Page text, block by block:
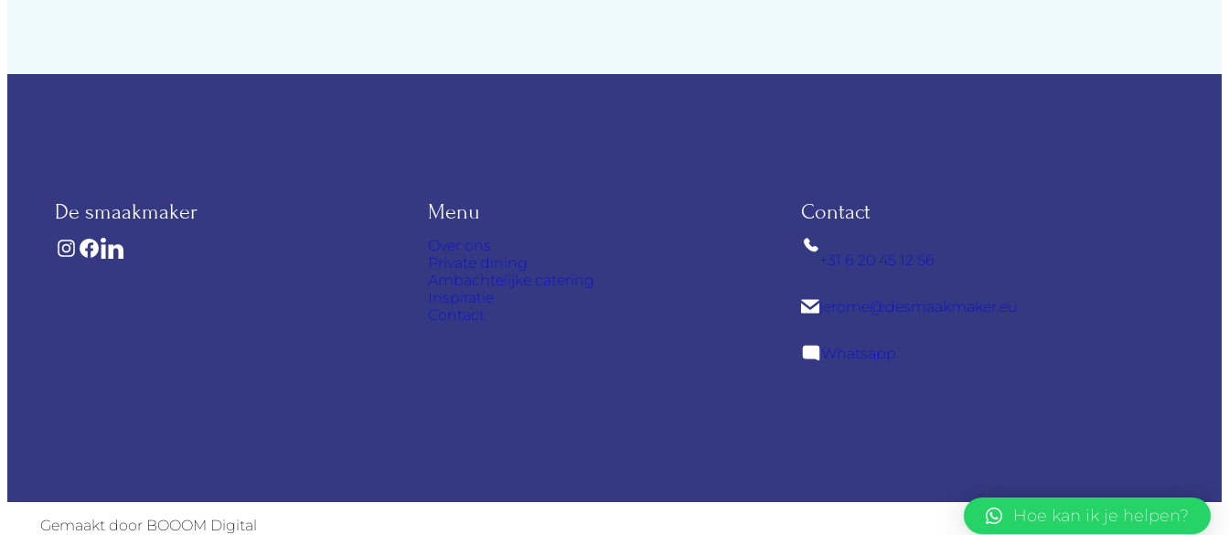
De smaakmaker Menu
Over ons
Private dining
Ambachtelijke catering
Inspiratie
Contact
Contact
+31 6 20 45 12 56
jerome@desmaakmaker.eu
Whatsapp
Gemaakt door BOOOM Digital Hoe kan ik je helpen?